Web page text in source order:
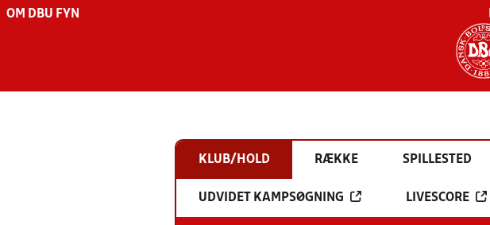
OM DBU FYN
KLUB/HOLD RÆKKE SPILLESTED
UDVIDET KAMPSØGNING LIVESCORE